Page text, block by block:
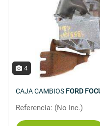
4
CAJA CAMBIOS FORD
Referencia: (No Inc.)